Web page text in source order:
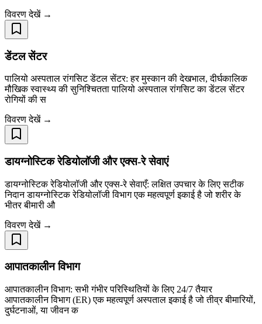
विवरण देखें →
डेंटल सेंटर
पालियो अस्पताल रांगसिट डेंटल सेंटर: हर मुस्कान की देखभाल, दीर्घकालिक
मौखिक स्वास्थ्य की सुनिश्चितता पालियो अस्पताल रांगसिट का डेंटल सेंटर
रोगियों की स
विवरण देखें →
डायग्नोस्टिक रेडियोलॉजी और एक्स-रे सेवाएं
डायग्नोस्टिक रेडियोलॉजी और एक्स-रे सेवाएँ: लक्षित उपचार के लिए सटीक
निदान डायग्नोस्टिक रेडियोलॉजी विभाग एक महत्वपूर्ण इकाई है जो शरीर के
भीतर बीमारी औ
विवरण देखें →
आपातकालीन विभाग
आपातकालीन विभाग: सभी गंभीर परिस्थितियों के लिए 24/7 तैयार
आपातकालीन विभाग (ER) एक महत्वपूर्ण अस्पताल इकाई है जो तीव्र बीमारियों,
दुर्घटनाओं, या जीवन क